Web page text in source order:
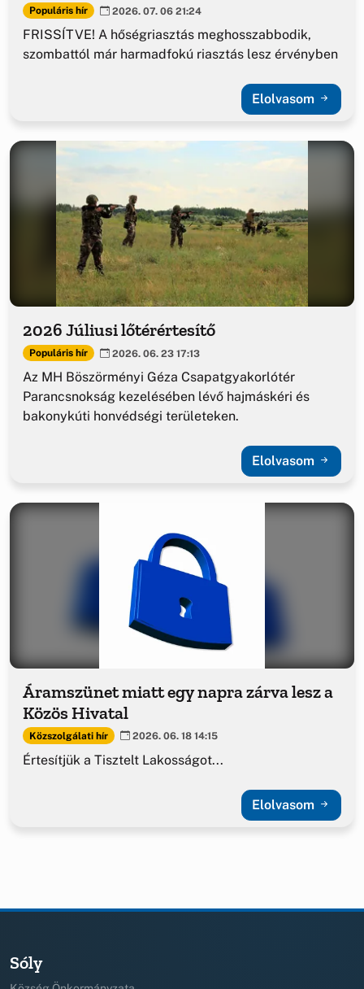
Populáris hír 2026. 07. 06 21:24
FRISSÍTVE! A hőségriasztás meghosszabbodik,
szombattól már harmadfokú riasztás lesz érvényben
Elolvasom
2026 Júliusi lőtérértesítő
Populáris hír 2026. 06. 23 17:13
Az MH Böszörményi Géza Csapatgyakorlótér
Parancsnokság kezelésében lévő hajmáskéri és
bakonykúti honvédségi területeken.
Elolvasom
Áramszünet miatt egy napra zárva lesz a
Közös Hivatal
Közszolgálati hír 2026. 06. 18 14:15
Értesítjük a Tisztelt Lakosságot...
Elolvasom
Sóly